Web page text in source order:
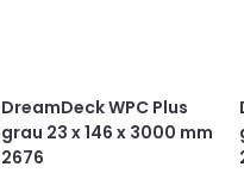
DreamDeck WPC Plus
grau 23 x 146 x 3000 mm
2676